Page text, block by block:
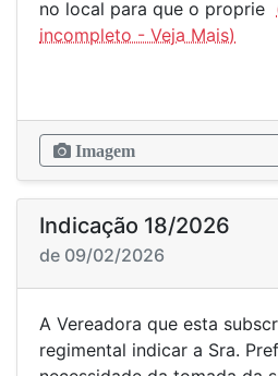
no local para que o proprie
Imagem
Indicação 18/2026
de 09/02/2026
A Vereadora que esta
regimental indicar a Sra.